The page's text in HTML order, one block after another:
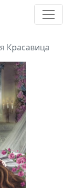
Красавица